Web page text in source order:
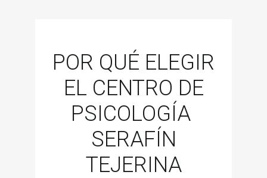
POR QUÉ ELEGIR
EL CENTRO DE
PSICOLOGÍA
SERAFÍN
TEJERINA